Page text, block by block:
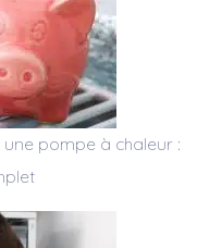
pompe à chaleur :